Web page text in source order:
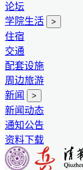
论坛
学院生活
>
住宿
交通
配套设施
周边旅游
新闻
>
新闻动态
通知公告
资料下载